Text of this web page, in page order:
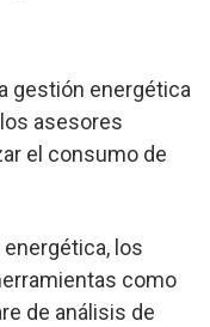
gestión energética
asesores
el consumo de
los
como
de análisis de